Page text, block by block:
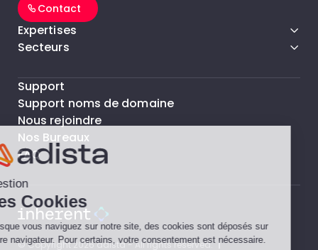
Contact
Expertises
Secteurs
Support
Support noms de domaine
Nous rejoindre
Nos Bureaux
FAQ
© Copyright 2026 adista - All rights reserved.